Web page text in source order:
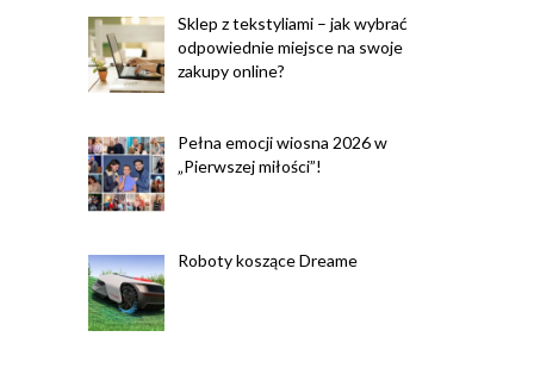
Sklep z tekstyliami – jak wybrać
odpowiednie miejsce na swoje
zakupy online?
Pełna emocji wiosna 2026 w
„Pierwszej miłości”!
Roboty koszące Dreame